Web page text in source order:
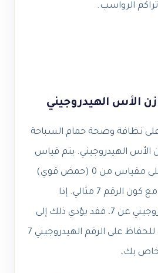
الرواسب.
نظافة وصحة حمام السباحة
الأس الهيدروجيني. يتم قياس
الأس الهيدروجيني على مقياس من 0 (حمض قوي)
إلى 14 (قلوي قوي)، مع كون الرقم 7 مثالي. إذا
انخفض الرقم الهيدروجيني عن 7، فقد يؤدي ذلك إلى
تآكل المياه والغيوم. للحفاظ على الرقم الهيدروجيني 7
بك،